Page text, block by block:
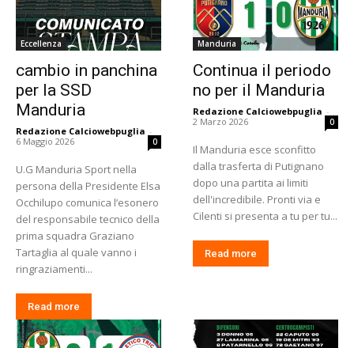
Eccellenza
cambio in panchina
per la SSD
Manduria
Redazione Calciowebpuglia -
6 Maggio 2026
0
U.G Manduria Sport nella
persona della Presidente Elsa
Occhilupo comunica l’esonero
del responsabile tecnico della
prima squadra Graziano
Tartaglia al quale vanno i
ringraziamenti...
Read more
Manduria
Continua il periodo
no per il Manduria
Redazione Calciowebpuglia -
2 Marzo 2026
0
Il Manduria esce sconfitto
dalla trasferta di Putignano
dopo una partita ai limiti
dell'incredibile. Pronti via e
Cilenti si presenta a tu per tu...
Read more